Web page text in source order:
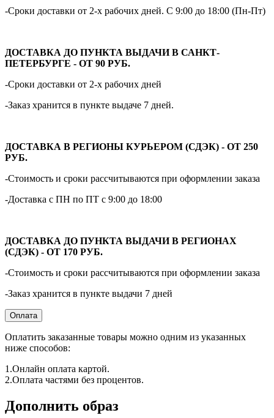
-Сроки доставки от 2-х рабочих дней. С 9:00 до 18:00 (Пн-Пт)
ДОСТАВКА ДО ПУНКТА ВЫДАЧИ В САНКТ-
ПЕТЕРБУРГЕ - ОТ 90 РУБ.
-Сроки доставки от 2-х рабочих дней
-Заказ хранится в пункте выдаче 7 дней.
ДОСТАВКА В РЕГИОНЫ КУРЬЕРОМ (СДЭК) - ОТ 250
РУБ.
-Стоимость и сроки рассчитываются при оформлении заказа
-Доставка с ПН по ПТ с 9:00 до 18:00
ДОСТАВКА ДО ПУНКТА ВЫДАЧИ В РЕГИОНАХ
(СДЭК) - ОТ 170 РУБ.
-Стоимость и сроки рассчитываются при оформлении заказа
-Заказ хранится в пункте выдачи 7 дней
Оплата
Оплатить заказанные товары можно одним из указанных
ниже способов:
1.Онлайн оплата картой.
2.Оплата частями без процентов.
Дополнить образ